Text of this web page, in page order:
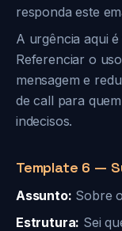
responda este
A urgência aqui
Referenciar o
mensagem e
de call para
indecisos.
Template 6 —
Assunto: Sobre
Estrutura: Sei